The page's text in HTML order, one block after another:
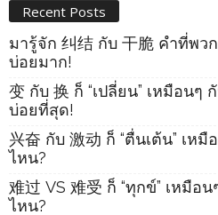
Recent Posts
มารู้จัก 纠结 กับ 干脆 คำที่พว
บ่อยมาก!
变 กับ 换 ก็ “เปลี่ยน” เหมือน
บ่อยที่สุด!
兴奋 กับ 激动 ก็ “ตื่นเต้น” เห
ไหน?
难过 VS 难受 ก็ “ทุกข์” เหมือ
ไหน?